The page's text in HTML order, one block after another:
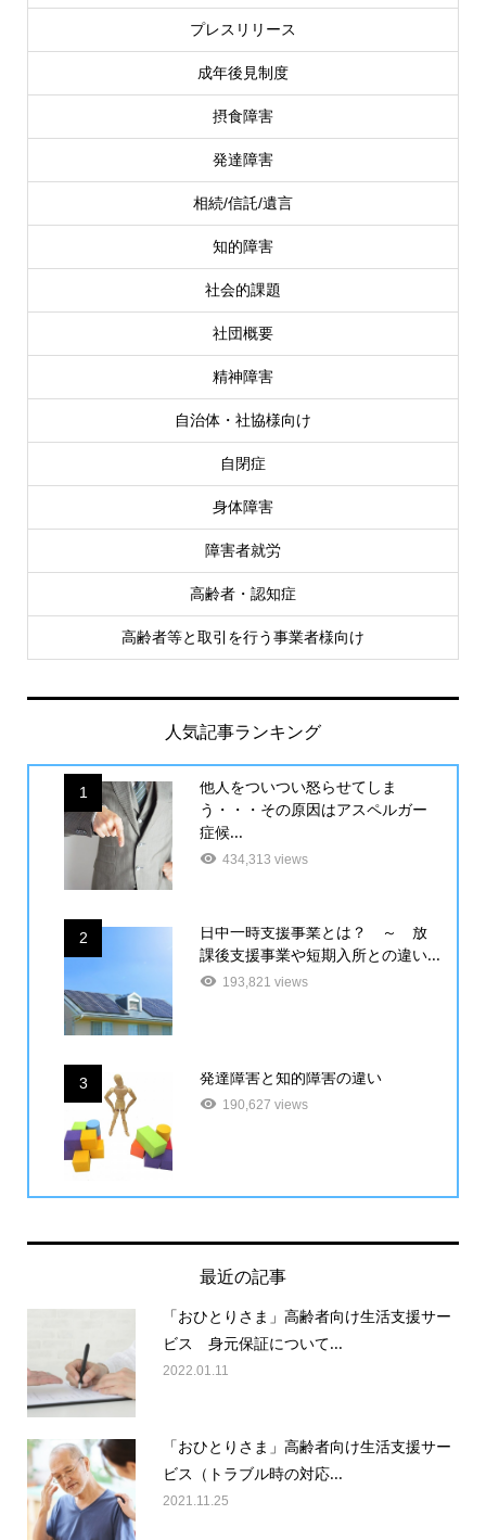
プレスリリース
成年後見制度
摂食障害
発達障害
相続/信託/遺言
知的障害
社会的課題
社団概要
精神障害
自治体・社協様向け
自閉症
身体障害
障害者就労
高齢者・認知症
高齢者等と取引を行う事業者様向け
人気記事ランキング
1
他人をついつい怒らせてしま
う・・・その原因はアスペルガー
症候...
434,313 views
2
日中一時支援事業とは？ ～ 放
課後支援事業や短期入所との違い...
193,821 views
3 発達障害と知的障害の違い
190,627 views
最近の記事
「おひとりさま」高齢者向け生活支援サー
ビス 身元保証について...
2022.01.11
「おひとりさま」高齢者向け生活支援サー
ビス（トラブル時の対応...
2021.11.25